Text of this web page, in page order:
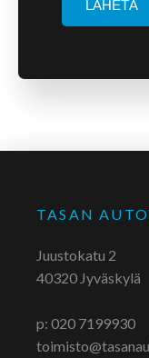
TASAN
Juustokatu 2
40320 Jyväskylä
p: 020 7199930